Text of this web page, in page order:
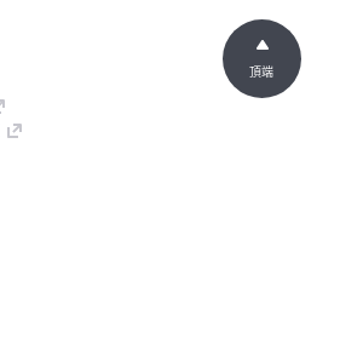
頂端